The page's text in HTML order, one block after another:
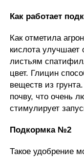
Как работает
Как отметила
кислота
листьям
цвет. Глицин
веществ из
почву, что очень
стимулирует
Подкормка №2
Такое удобрение